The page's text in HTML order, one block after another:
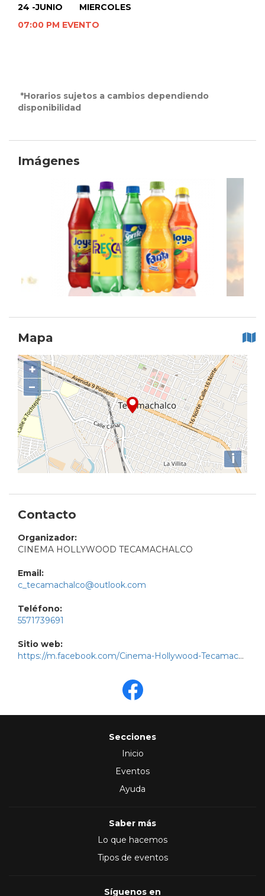
24 -JUNIO MIERCOLES
07:00 PM EVENTO
*Horarios sujetos a cambios dependiendo
disponibilidad
Imágenes
Mapa
+
−
i
Contacto
Organizador:
CINEMA HOLLYWOOD TECAMACHALCO
Email:
c_tecamachalco@outlook.com
Teléfono:
5571739691
Sitio web:
https://m.facebook.com/Cinema-Hollywood-Tecamachalco-111016321640252
Secciones
Inicio
Eventos
Ayuda
Saber más
Lo que hacemos
Tipos de eventos
Síguenos en